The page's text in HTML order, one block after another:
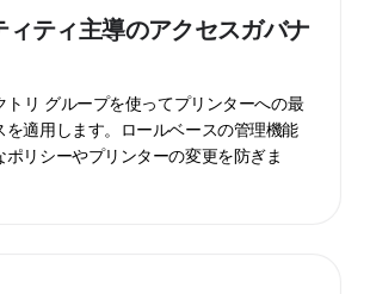
ィティ主導のアクセスガバナ
トリ グループを使ってプリンターへの最
を適用します。ロールベースの管理機能
ポリシーやプリンターの変更を防ぎま